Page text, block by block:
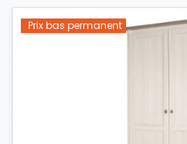
Prix bas permanent